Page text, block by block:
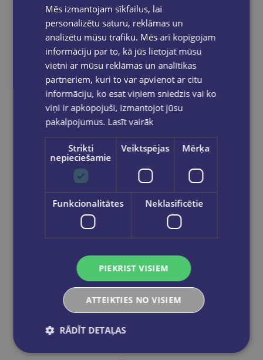
Saspraudes 28mm FOROFIS apļveida niķelētas 100gab
Mēs izmantojam sīkfailus, lai
personalizētu saturu, reklāmas un
analizētu mūsu trafiku. Mēs arī kopīgojam
informāciju par to, kā jūs lietojat mūsu
vietni ar mūsu reklāmas un analītikas
partneriem, kuri to var apvienot ar citu
informāciju, ko esat viņiem sniedzis vai ko
viņi ir apkopojuši, izmantojot jūsu
pakalpojumus. Lasīt vairāk
Strikti
nepieciešamie
Veiktspējas Mērķa
Funkcionalitātes Neklasificētie
PIEKRIST VISIEM
ATTEIKTIES NO VISIEM
RĀDĪT DETAĻAS